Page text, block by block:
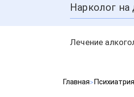
Нарколог на
Лечение
Главная Психиатрия